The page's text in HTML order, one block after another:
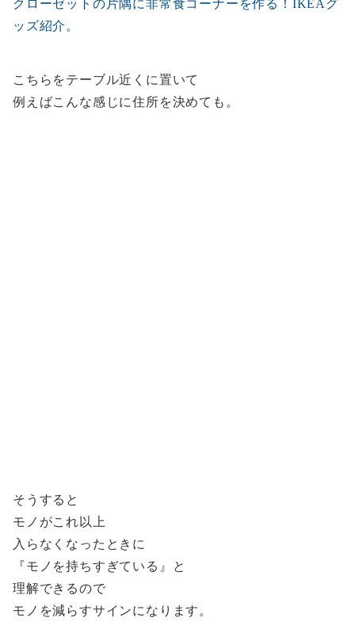
クローゼットの片隅に非常食コーナーを作る！IKEAグ
ッズ紹介。
こちらをテーブル近くに置いて
例えばこんな感じに住所を決めても。
そうすると
モノがこれ以上
入らなくなったときに
『モノを持ちすぎている』と
理解できるので
モノを減らすサインになります。